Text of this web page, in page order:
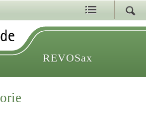
REVOSax